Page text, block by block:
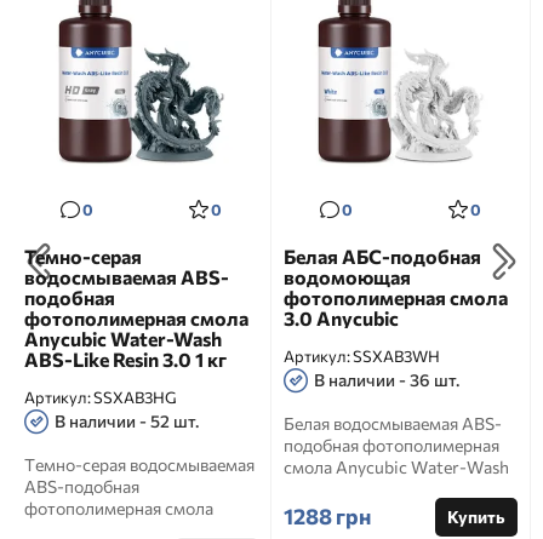
0 0
Темно-серая
водосмываемая ABS-
подобная
фотополимерная смола
Anycubic Water-Wash
ABS-Like Resin 3.0 1 кг
Артикул:SSXAB3HG
В наличии - 52 шт.
Темно-серая водосмываемая
ABS-подобная
фотополимерная смола
0 0
Белая АБС-подобная
водомоющая
фотополимерная смола
3.0 Anycubic
Артикул:SSXAB3WH
В наличии - 36 шт.
Белая водосмываемая ABS-
подобная фотополимерная
смола Anycubic Water-Wash
1288 грн Купить